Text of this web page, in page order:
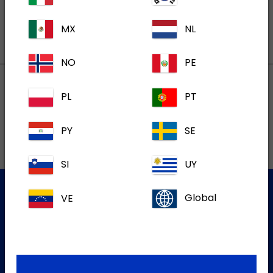
Lokalne adrese
korisnike
MX NL
NO PE
PL PT
PY SE
SI UY
VE Global